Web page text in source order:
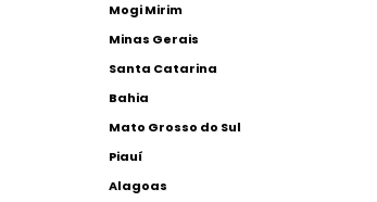
Mogi Mirim
Minas Gerais
Santa Catarina
Bahia
Mato Grosso do Sul
Piauí
Alagoas